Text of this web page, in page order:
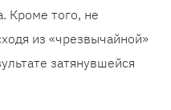
Кроме того, не
из «чрезвычайной»
затянувшейся